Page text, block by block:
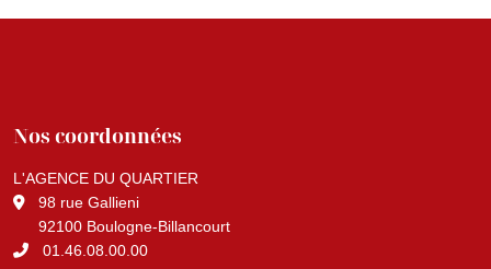
Nos coordonnées
L'AGENCE DU QUARTIER
98 rue Gallieni
92100 Boulogne-Billancourt
01.46.08.00.00